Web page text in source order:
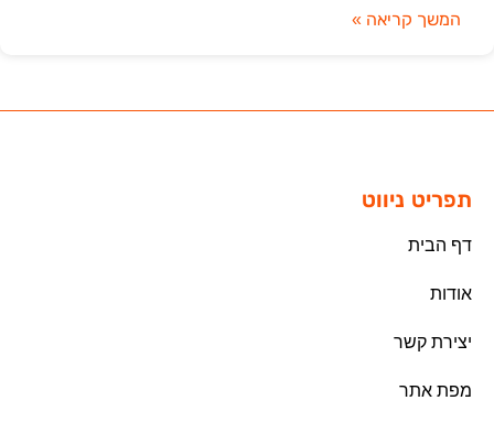
המשך קריאה »
תפריט ניווט
דף הבית
אודות
יצירת קשר
מפת אתר